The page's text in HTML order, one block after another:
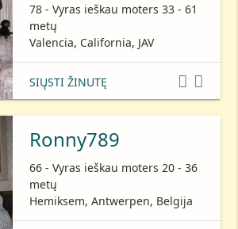
78 - Vyras ieškau moters 33 - 61
metų
Valencia, California, JAV
SIŲSTI ŽINUTĘ  
Ronny789
66 - Vyras ieškau moters 20 - 36
metų
Hemiksem, Antwerpen, Belgija